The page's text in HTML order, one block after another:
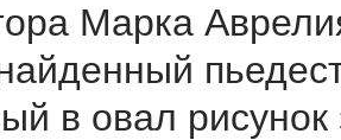
Марка
в овал